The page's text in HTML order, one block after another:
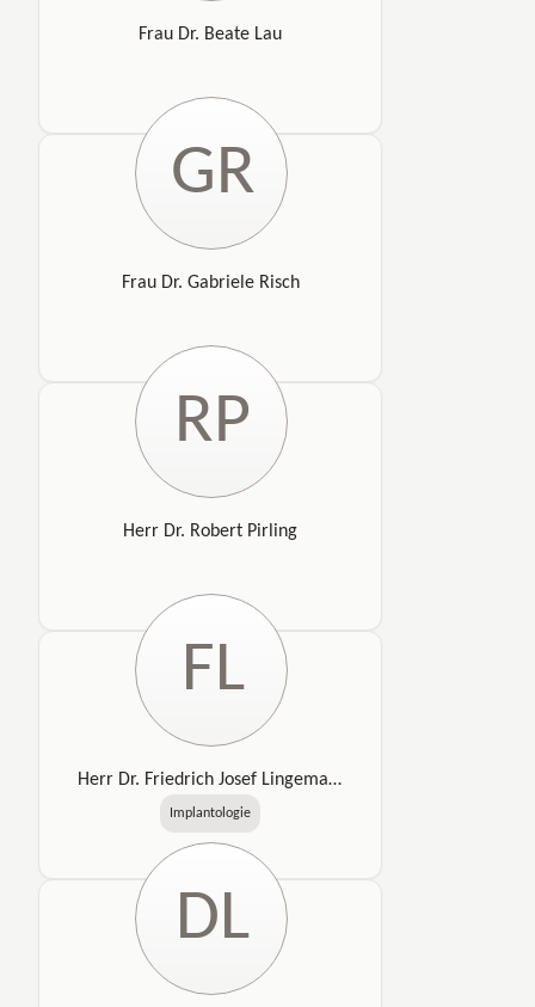
Frau Dr. Beate Lau
GR
Frau Dr. Gabriele Risch
RP
Herr Dr. Robert Pirling
FL
Herr Dr. Friedrich Josef Lingemann
Implantologie
DL